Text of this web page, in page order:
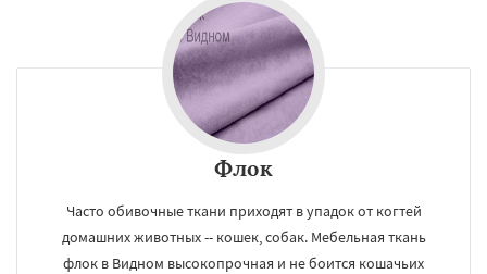
Флок
Часто обивочные ткани приходят в упадок от когтей
домашних животных -- кошек, собак. Мебельная ткань
флок в Видном высокопрочная и не боится кошачьих